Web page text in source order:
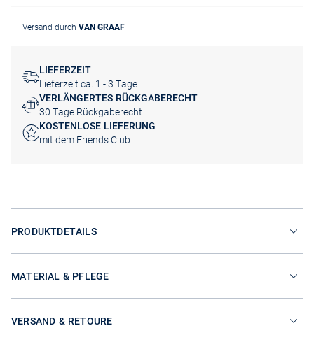
Versand durch VAN GRAAF
LIEFERZEIT
Lieferzeit ca. 1 - 3 Tage
VERLÄNGERTES RÜCKGABERECHT
30 Tage Rückgaberecht
KOSTENLOSE LIEFERUNG
mit dem Friends Club
PRODUKTDETAILS
MATERIAL & PFLEGE
VERSAND & RETOURE